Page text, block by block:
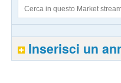
Inserisci un